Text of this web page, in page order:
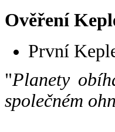
Ověření
První
"Planety
společném